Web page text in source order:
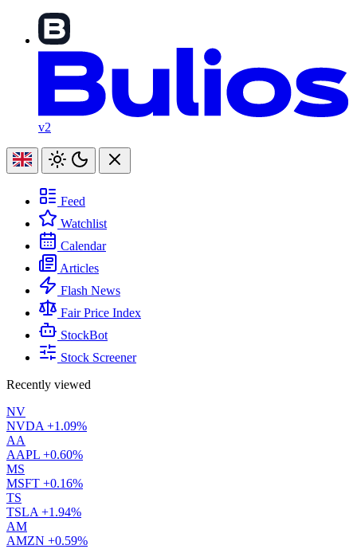
v2
Feed
Watchlist
Calendar
Articles
Flash News
Fair Price Index
StockBot
Stock Screener
Recently viewed
NV
NVDA +1.09%
AA
AAPL +0.60%
MS
MSFT +0.16%
TS
TSLA +1.94%
AM
AMZN +0.59%